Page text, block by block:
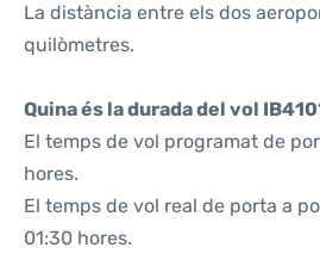
La distància entre els dos
quilòmetres.
Quina és la durada del vol
El temps de vol programat de
hores.
El temps de vol real de porta a
01:30 hores.